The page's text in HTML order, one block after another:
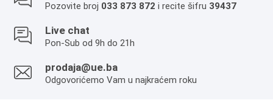
Pozovite broj 033 873 872 i recite šifru 39437
Live chat
Pon-Sub od 9h do 21h
prodaja@ue.ba
Odgovorićemo Vam u najkraćem roku